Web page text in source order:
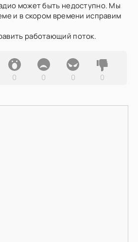
может быть недоступно. Мы
и в скором времени исправим
работающий поток.
0 0 0 0